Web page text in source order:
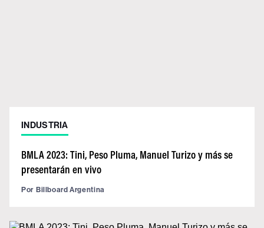
INDUSTRIA
BMLA 2023: Tini, Peso Pluma, Manuel Turizo y más se
presentarán en vivo
Por Billboard Argentina